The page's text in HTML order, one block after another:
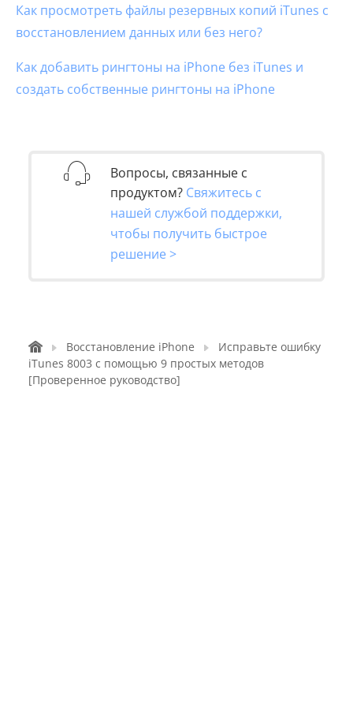
Как просмотреть файлы резервных копий iTunes с
восстановлением данных или без него?
Как добавить рингтоны на iPhone без iTunes и
создать собственные рингтоны на iPhone
Вопросы, связанные с
продуктом? Свяжитесь с
нашей службой поддержки,
чтобы получить быстрое
решение >
Восстановление iPhone
Исправьте ошибку
iTunes 8003 с помощью 9 простых методов
[Проверенное руководство]